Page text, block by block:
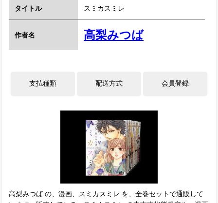
タイトル スミカスミレ
作者名 高梨みつば
高梨みつば の、漫画、スミカスミレ を、全巻セットで通販して